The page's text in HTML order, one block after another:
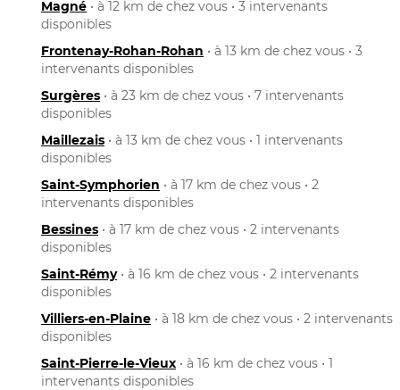
Magné • à 12 km de chez vous • 3 intervenants
disponibles
Frontenay-Rohan-Rohan • à 13 km de chez vous • 3
intervenants disponibles
Surgères • à 23 km de chez vous • 7 intervenants
disponibles
Maillezais • à 13 km de chez vous • 1 intervenants
disponibles
Saint-Symphorien • à 17 km de chez vous • 2
intervenants disponibles
Bessines • à 17 km de chez vous • 2 intervenants
disponibles
Saint-Rémy• à 16 km de chez vous • 2 intervenants
disponibles
Villiers-en-Plaine • à 18 km de chez vous • 2 intervenants
disponibles
Saint-Pierre-le-Vieux • à 16 km de chez vous • 1
intervenants disponibles